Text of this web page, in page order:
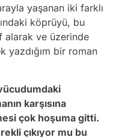
yaşanan iki farklı
köprüyü, bu
alarak ve üzerinde
yazdığım bir roman
karşısına
çok hoşuma gitti.
çıkıyor mu bu